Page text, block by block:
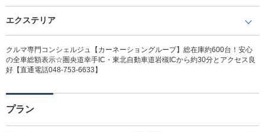
エクステリア
クルマ専門コンシェルジュ【カーネーショングループ】総在庫約600台！安心
の全車総額表示☆圏央道幸手IC・東北自動車道岩槻ICから約30分とアクセス良
好【直通電話048-753-6633】
プラン